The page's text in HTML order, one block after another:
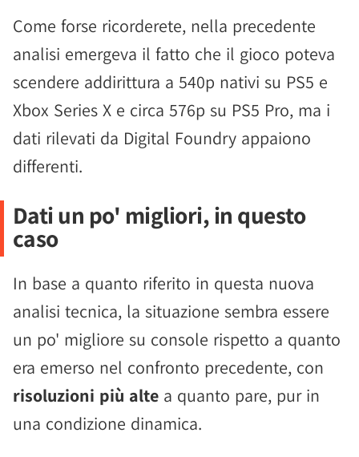
Come forse ricorderete, nella precedente
analisi emergeva il fatto che il gioco poteva
scendere addirittura a 540p nativi su PS5 e
Xbox Series X e circa 576p su PS5 Pro, ma i
dati rilevati da Digital Foundry appaiono
differenti.
Dati un po' migliori, in questo
caso
In base a quanto riferito in questa nuova
analisi tecnica, la situazione sembra essere
un po' migliore su console rispetto a quanto
era emerso nel confronto precedente, con
risoluzioni più alte a quanto pare, pur in
una condizione dinamica.